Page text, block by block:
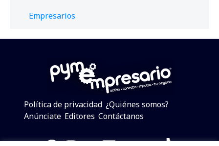
Empresarios
Política de privacidad ¿Quiénes somos?
Anúnciate Editores Contáctanos